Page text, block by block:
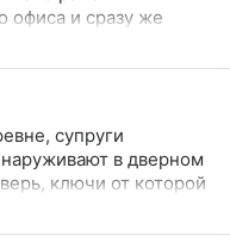
офиса и сразу же
ясна —
Стороженко,
время предложена
преследование,
в живых —
супруги
в дверном
ключи от которой
в их почтовый
они заходят